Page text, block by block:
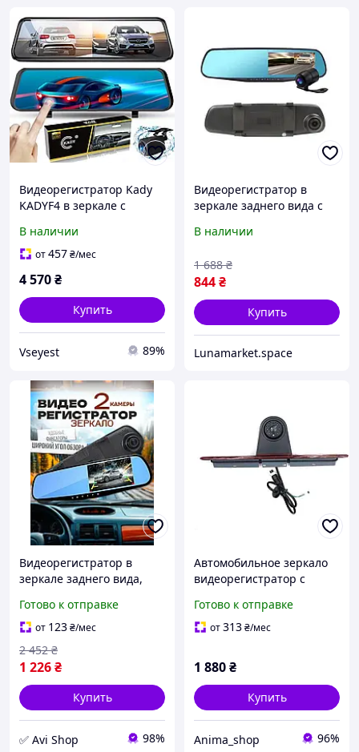
Видеорегистратор Kady
KADYF4 в зеркале с
9.66 дюйма
В наличии
от457₴/мес
4 570₴
Купить
Vseyest 89%
Видеорегистратор в
зеркале заднего вида с
камеры),
авторегистратор, QLL
В наличии
844₴
1 688 ₴
Купить
Lunamarket.space
Видеорегистратор в
зеркале заднего вида,
экраном (4,3inch), AVI
Готово к отправке
от 123₴/мес
1 226₴
2 452 ₴
Купить
✅ Avi Shop 98%
Автомобильное зеркало
видеорегистратор с
HD, ночная съемка, DVR 2
в 1
Готово к отправке
от313₴/мес
1 880₴
Купить
Anima_shop 96%